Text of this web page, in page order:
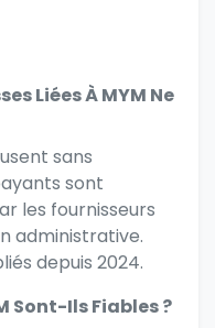
Liées À MYM Ne
sans
sont
les fournisseurs
administrative.
depuis 2024.
Sont-Ils Fiables ?